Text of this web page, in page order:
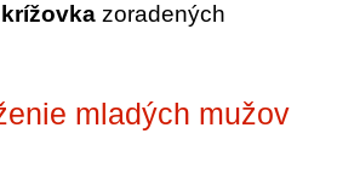
zoradených
mladých mužov